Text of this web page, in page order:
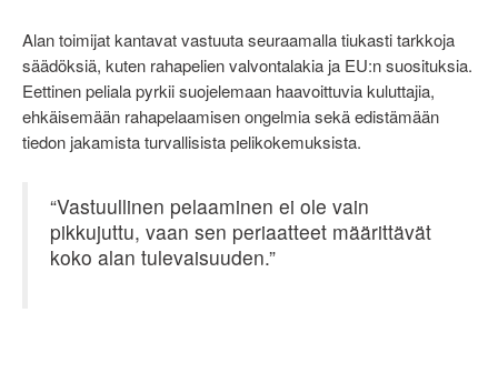
Alan toimijat kantavat vastuuta seuraamalla tiukasti tarkkoja
säädöksiä, kuten rahapelien valvontalakia ja EU:n suosituksia.
Eettinen peliala pyrkii suojelemaan haavoittuvia kuluttajia,
ehkäisemään rahapelaamisen ongelmia sekä edistämään
tiedon jakamista turvallisista pelikokemuksista.
“Vastuullinen pelaaminen ei ole vain
pikkujuttu, vaan sen periaatteet määrittävät
koko alan tulevaisuuden.”